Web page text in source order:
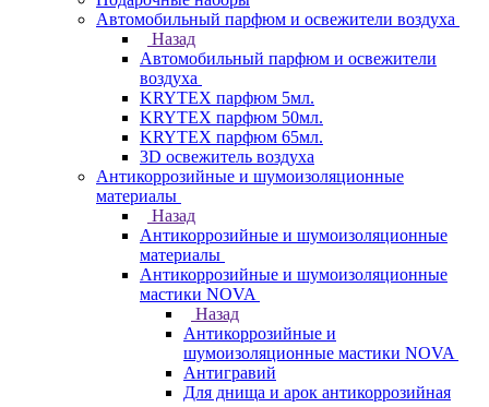
Автомобильный парфюм и освежители воздуха
Назад
Автомобильный парфюм и освежители
воздуха
KRYTEX парфюм 5мл.
KRYTEX парфюм 50мл.
KRYTEX парфюм 65мл.
3D освежитель воздуха
Антикоррозийные и шумоизоляционные
материалы
Назад
Антикоррозийные и шумоизоляционные
материалы
Антикоррозийные и шумоизоляционные
мастики NOVA
Назад
Антикоррозийные и
шумоизоляционные мастики NOVA
Антигравий
Для днища и арок антикоррозийная